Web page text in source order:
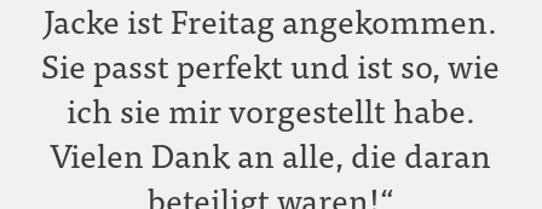
Jacke ist Freitag angekommen.
Sie passt perfekt und ist so, wie
ich sie mir vorgestellt habe.
Vielen Dank an alle, die daran
beteiligt waren!“